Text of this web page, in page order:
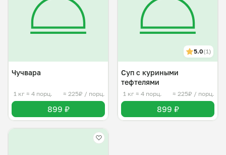
Чучвара
1 кг ≈ 4 порц. ≈ 225₽ / порц.
899 ₽
5.0(1)
Суп с куриными
тефтелями
1 кг ≈ 4 порц. ≈ 225₽ / порц.
899 ₽